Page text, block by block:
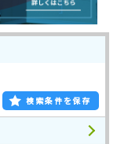
検索条件を保存